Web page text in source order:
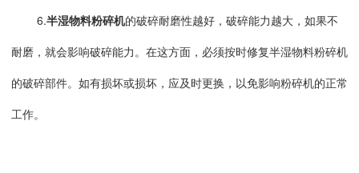
6.半湿物料粉碎机的破碎耐磨性越好，破碎能力越大，如果不
耐磨，就会影响破碎能力。在这方面，必须按时修复半湿物料粉碎机
的破碎部件。如有损坏或损坏，应及时更换，以免影响粉碎机的正常
工作。